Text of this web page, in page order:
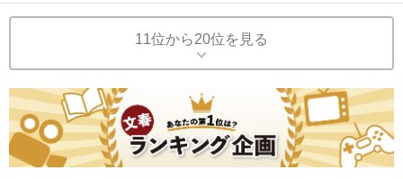
11位から20位を見る